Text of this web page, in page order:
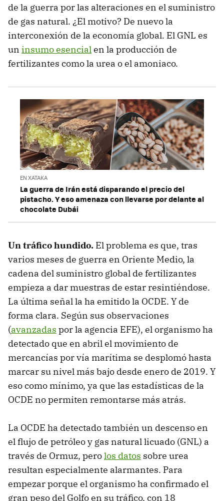
de la guerra por las alteraciones en el suministro
de gas natural. ¿El motivo? De nuevo la
interconexión de la economía global. El GNL es
un insumo esencialen la producción de
fertilizantes como la urea o el amoniaco.
EN XATAKA
La guerra de Irán está disparando el precio del
pistacho. Y eso amenaza con llevarse por delante al
chocolate Dubái
Un tráfico hundido. El problema es que, tras
varios meses de guerra en Oriente Medio, la
cadena del suministro global de fertilizantes
empieza a dar muestras de estar resintiéndose.
La última señal la ha emitido la OCDE. Y de
forma clara. Según sus observaciones
(avanzadas por la agencia EFE), el organismo ha
detectado que en abril el movimiento de
mercancías por vía marítima se desplomó hasta
marcar su nivel más bajo desde enero de 2019. Y
eso como mínimo, ya que las estadísticas de la
OCDE no permiten remontarse más atrás.
La OCDE ha detectado también un descenso en
el flujo de petróleo y gas natural licuado (GNL) a
través de Ormuz, perolos datos sobre urea
resultan especialmente alarmantes. Para
empezar porque el organismo ha confirmado el
gran peso del Golfo en su tráfico, con 18